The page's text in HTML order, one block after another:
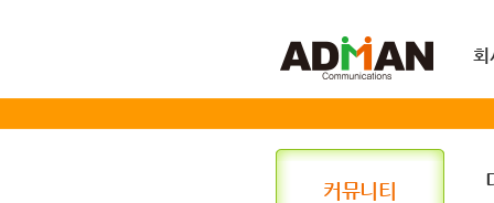
회
커뮤니티